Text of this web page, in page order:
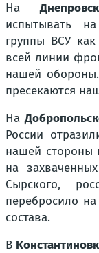
На
испытывать
группы ВСУ
всей линии
нашей
пресекаются
На
России
нашей стороны
на
Сырского,
перебросило
состава.
В